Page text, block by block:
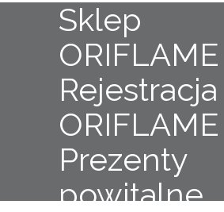
Sklep
ORIFLAME
Rejestracja
ORIFLAME
Prezenty
powitalne